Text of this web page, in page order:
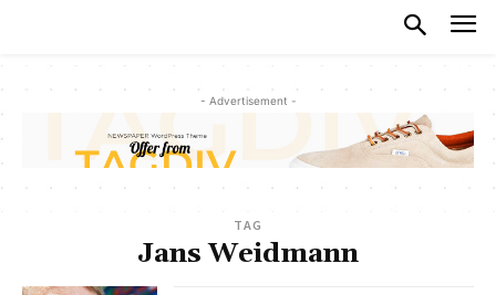
- Advertisement -
TAG
Jans Weidmann